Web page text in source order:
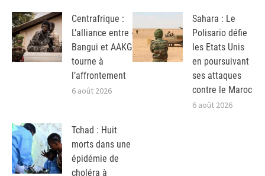
Centrafrique :
L’alliance entre
Bangui et AAKG
tourne à
l’affrontement
6 août 2026
Sahara : Le
Polisario défie
les Etats Unis
en poursuivant
ses attaques
contre le Maroc
6 août 2026
Tchad : Huit
morts dans une
épidémie de
choléra à